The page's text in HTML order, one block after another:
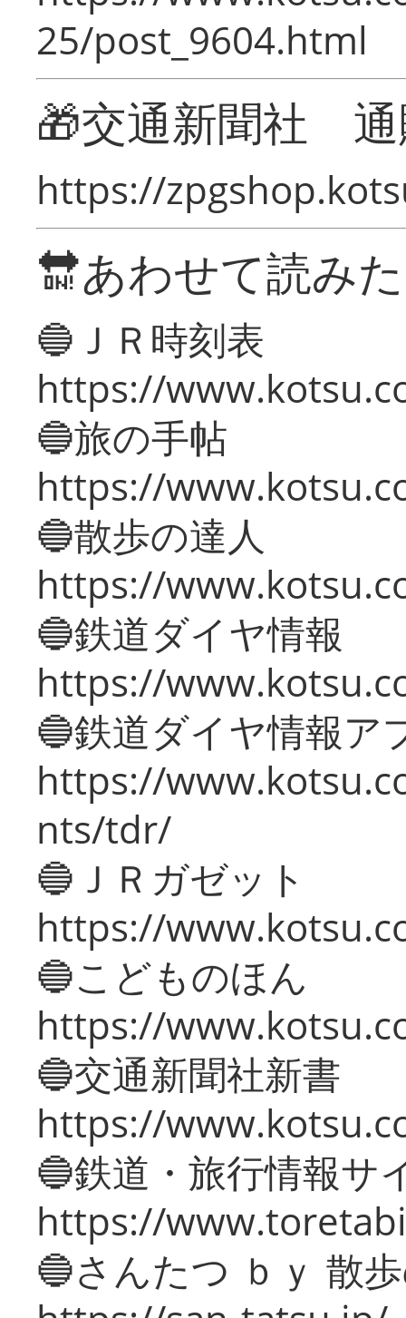
25/post_9604.html
🎁交通新聞社
https://
🔛あわせて読み
🔵ＪＲ時刻表
https://
🔵旅の手帖
https://
🔵散歩の達人
https://
🔵鉄道ダイヤ情報
https://
🔵鉄道ダイヤ情報ア
https://
nts/tdr/
🔵ＪＲガゼット
https://
🔵こどものほん
https://
🔵交通新聞社新書
https://
🔵鉄道・旅行情報サ
https://
🔵さんたつ ｂｙ 散